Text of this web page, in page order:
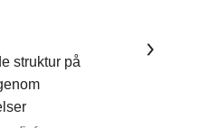
struktur på